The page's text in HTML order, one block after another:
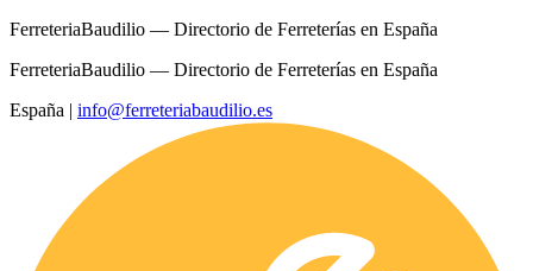
FerreteriaBaudilio — Directorio de Ferreterías en España
FerreteriaBaudilio — Directorio de Ferreterías en España
España | info@ferreteriabaudilio.es